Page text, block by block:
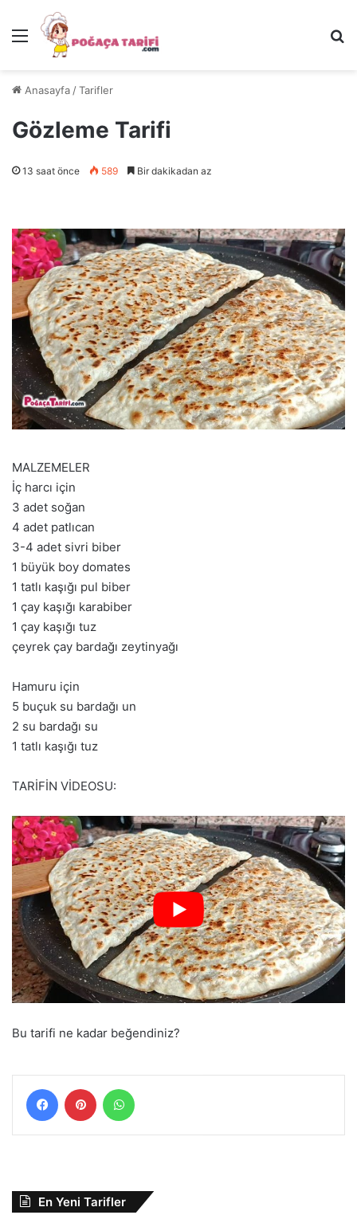
Menü
Anasayfa /Tarifler
Gözleme Tarifi
13 saat önce 589 Bir dakikadan az
MALZEMELER
İç harcı için
3 adet soğan
4 adet patlıcan
3-4 adet sivri biber
1 büyük boy domates
1 tatlı kaşığı pul biber
1 çay kaşığı karabiber
1 çay kaşığı tuz
çeyrek çay bardağı zeytinyağı
Hamuru için
5 buçuk su bardağı un
2 su bardağı su
1 tatlı kaşığı tuz
TARİFİN VİDEOSU:
Bu tarifi ne kadar beğendiniz?
FacebookPinterest
En Yeni Tarifler